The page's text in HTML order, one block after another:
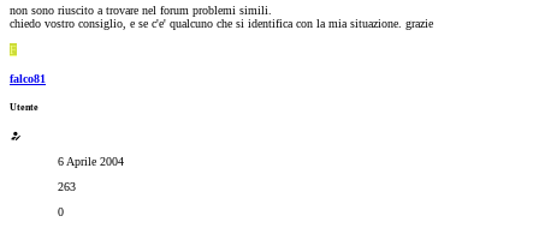
non sono riuscito a trovare nel forum problemi simili.
chiedo vostro consiglio, e se c'e' qualcuno che si identifica con la mia situazione. grazie
F
falco81
Utente
6 Aprile 2004
263
0